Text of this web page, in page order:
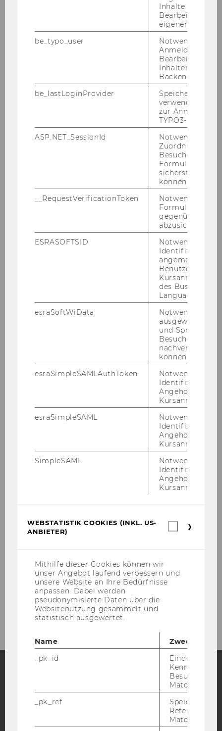
qua­li­ta­ti­ve Be­fra­gung der Sta­ke­hol­der mit Leit­
fa­den­in­ter­views und eine quan­ti­ta­ti­ve Be­fra­
gung der Lehr­gangs­teil­neh­me­rIn­nen mit
einem stan­dar­di­sier­ten Fra­ge­bo­gen.
Zu­sam­men­ge­fasst wurde der Lehr­gang für
Jus­tiz­ma­nage­ment als ein gro­ßer Forst­schritt
für die Jus­tiz­ver­wal­tung ge­se­hen. Er trägt zur
Pro­fes­sio­na­li­sie­rung wie auch zur Stär­kung
des Images bei. Es be­steht eine all­ge­mei­ne Zu­
frie­den­heit mit dem Lehr­gang, der weder in
Frage ge­stellt wird noch grund­le­gen­der Kri­tik
von Sei­ten der be­frag­ten Per­so­nen aus­ge­setzt
Kontakt
Christian Grünhaus
(ehm. Schober) Wissenschaftlicher Leiter,
Senior Researcher
Arbeits- und
Forschungsschwerpunkte: Evaluation, SROI-
Analysen, Finanzierung, Spendenverhalten,
Arbeitszufriedenheit und Motivation,
Altenpflege und –betreuung, Menschen mit
Behinderung bzw. Barrierefreiheit
christian.gruenhaus@wu.ac.at
Projekte
Blog
Bluesky
Inhalte oder zur
Bearbeitung des
eigenen Profils.
be_typo_user
Notwendig für
Anmeldung und
Bearbeitung von
Inhalten im
Backend.
be_lastLoginProvider
Speichert die
verwendete
zur Anmeldung
TYPO3-Backend.
ASP.NET_SessionId
Notwendig, um
Zuordnung von
Besucher zu
sicherstellen zu
können.
__RequestVerificationToken
Notwendig, um
gegenüber
abzusichern.
ESRASOFTSID
Notwendig zur
Identifizierung
angemeldeten
Benutzers im
des Business
Language
esraSoftWiData
Notwendig um
ausgewählte
und
Besuchers
nachverfolgen
können.
esraSimpleSAMLAuthToken
Notwendig zur
Identifizierung
Angehörige/r für
Kursanmeldung.
esraSimpleSAML
Notwendig zur
Identifizierung
Angehörige/r für
Kursanmeldung.
SimpleSAML
Notwendig zur
Identifizierung
Angehörige/r für
Kursanmeldung.
WEBSTATISTIK COOKIES (INKL. US-
ANBIETER)
Mithilfe dieser Cookies können wir
unser Angebot laufend verbessern und
unsere Website an Ihre Bedürfnisse
anpassen. Dabei werden
pseudonymisierte Daten über die
Websitenutzung gesammelt und
statistisch ausgewertet.
Name
Zweck
_pk_id
Eindeutige
Besuchers
Matomo.
_pk_ref
Speicherung
Referrers
Matomo.